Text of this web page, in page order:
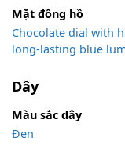
Mặt đồng hồ
Chocolate dial with
long-lasting blue
Dây
Màu sắc dây
Đen